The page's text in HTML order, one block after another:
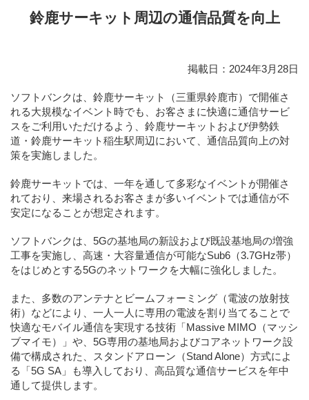
鈴鹿サーキット周辺の通信品質を向上
掲載日：2024年3月28日
ソフトバンクは、鈴鹿サーキット（三重県鈴鹿市）で開催さ
れる大規模なイベント時でも、お客さまに快適に通信サービ
スをご利用いただけるよう、鈴鹿サーキットおよび伊勢鉄
道・鈴鹿サーキット稲生駅周辺において、通信品質向上の対
策を実施しました。
鈴鹿サーキットでは、一年を通して多彩なイベントが開催さ
れており、来場されるお客さまが多いイベントでは通信が不
安定になることが想定されます。
ソフトバンクは、5Gの基地局の新設および既設基地局の増強
工事を実施し、高速・大容量通信が可能なSub6（3.7GHz帯）
をはじめとする5Gのネットワークを大幅に強化しました。
また、多数のアンテナとビームフォーミング（電波の放射技
術）などにより、一人一人に専用の電波を割り当てることで
快適なモバイル通信を実現する技術「Massive MIMO（マッシ
ブマイモ）」や、5G専用の基地局およびコアネットワーク設
備で構成された、スタンドアローン（Stand Alone）方式によ
る「5G SA」も導入しており、高品質な通信サービスを年中
通して提供します。